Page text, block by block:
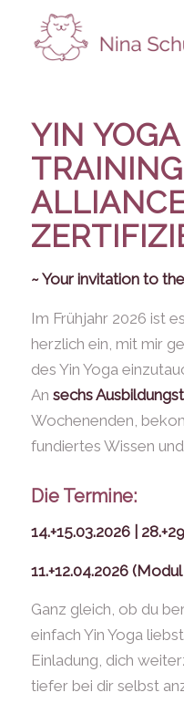
YIN
TRAINING
~ Your invitation to
Im Frühjahr 2026 ist
herzlich ein, mit mir
des Yin Yoga
An sechs
Wochenenden,
fundiertes Wissen
Die Termine:
14.+15.03.2026 |
11.+12.04.2026
Ganz gleich, ob du
einfach Yin Yoga
Einladung, dich
tiefer bei dir selbst